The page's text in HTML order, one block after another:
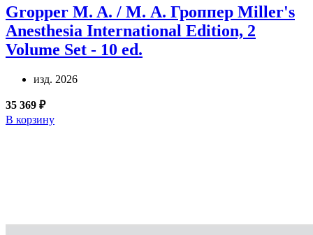
Gropper M. A. / М. А. Гроппер Miller's
Anesthesia International Edition, 2
Volume Set - 10 ed.
изд. 2026
35 369 ₽
В корзину